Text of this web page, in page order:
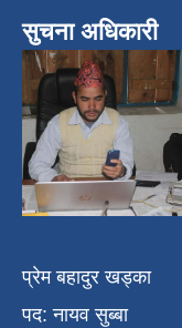
सुचना अधिकारी
प्रेम बहादुर खड्का
पद: नायव सुब्बा